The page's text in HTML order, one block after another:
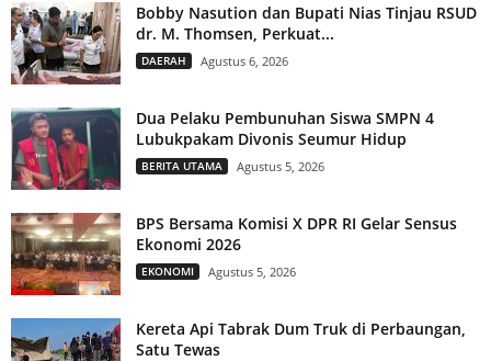
Bobby Nasution dan Bupati Nias Tinjau RSUD
dr. M. Thomsen, Perkuat...
DAERAH Agustus 6, 2026
Dua Pelaku Pembunuhan Siswa SMPN 4
Lubukpakam Divonis Seumur Hidup
BERITA UTAMA Agustus 5, 2026
BPS Bersama Komisi X DPR RI Gelar Sensus
Ekonomi 2026
EKONOMI Agustus 5, 2026
Kereta Api Tabrak Dum Truk di Perbaungan,
Satu Tewas